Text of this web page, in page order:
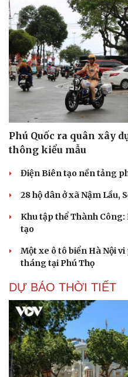
Du lịch
Tư vấn
Săn Tour
check-in
Phú Quốc ra quân xây
thông kiểu mẫu
Điện Biên tạo nền tảng
28 hộ dân ở xã Nậm Lầu,
Khu tập thể Thành Công:
tạo
Một xe ô tô biển Hà Nội
tháng tại Phú Thọ
DỰ BÁO THỜI TIẾT